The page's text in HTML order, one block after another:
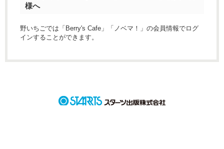
様へ
野いちごでは「Berry's Cafe」「ノベマ！」の会員情報でログ
インすることができます。